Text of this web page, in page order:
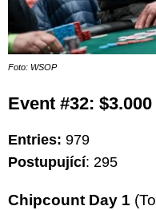
Foto: WSOP
Event #32:
Entries: 979
Postupující: 295
Chipcount Day 1